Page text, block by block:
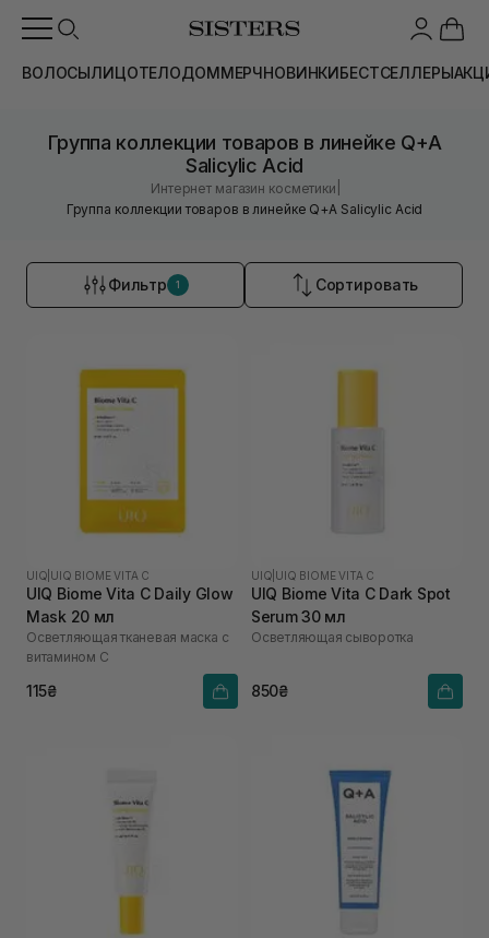
ВОЛОСЫЛИЦОТЕЛОДОММЕРЧНОВИНКИБЕСТСЕЛЛЕРЫ
Группа коллекции товаров в линейке Q+A
Salicylic Acid
Интернет магазин косметики
Группа коллекции товаров в линейке Q+A Salicylic Acid
Фильтр 1 Сортировать
UIQ UIQ BIOME VITA C
UIQ Biome Vita C Daily Glow
Mask 20 мл
Осветляющая тканевая маска с
витамином C
115₴
UIQ UIQ BIOME VITA C
UIQ Biome Vita C Dark Spot
Serum 30 мл
Осветляющая сыворотка
850₴